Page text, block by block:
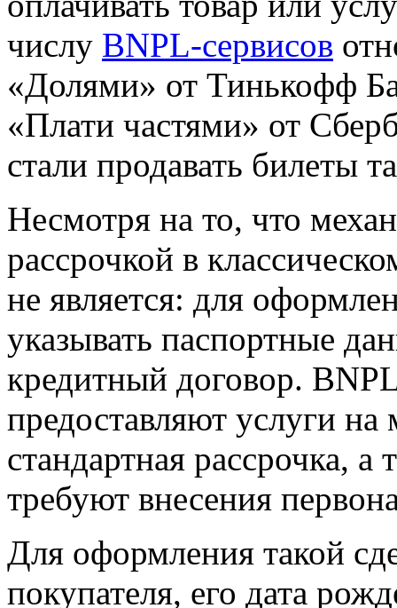
числу BNPL-сервисов
«Долями» от Тинькофф
«Плати частями» от
стали продавать билеты
Несмотря на то, что
рассрочкой в
не является: для
указывать паспортные
кредитный договор.
предоставляют услуги
стандартная рассрочка,
требуют внесения
Для оформления такой
покупателя, его дата